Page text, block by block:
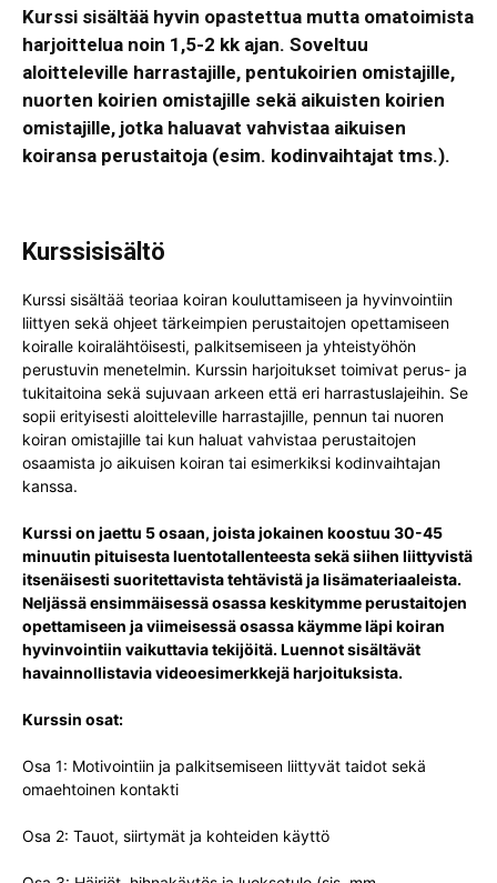
Kurssi sisältää hyvin opastettua mutta omatoimista
harjoittelua noin 1,5-2 kk ajan. Soveltuu
aloitteleville harrastajille, pentukoirien omistajille,
nuorten koirien omistajille sekä aikuisten koirien
omistajille, jotka haluavat vahvistaa aikuisen
koiransa perustaitoja (esim. kodinvaihtajat tms.).
Kurssisisältö
Kurssi sisältää teoriaa koiran kouluttamiseen ja hyvinvointiin
liittyen sekä ohjeet tärkeimpien perustaitojen opettamiseen
koiralle koiralähtöisesti, palkitsemiseen ja yhteistyöhön
perustuvin menetelmin. Kurssin harjoitukset toimivat perus- ja
tukitaitoina sekä sujuvaan arkeen että eri harrastuslajeihin. Se
sopii erityisesti aloitteleville harrastajille, pennun tai nuoren
koiran omistajille tai kun haluat vahvistaa perustaitojen
osaamista jo aikuisen koiran tai esimerkiksi kodinvaihtajan
kanssa.
Kurssi on jaettu 5 osaan, joista jokainen koostuu 30-45
minuutin pituisesta luentotallenteesta sekä siihen liittyvistä
itsenäisesti suoritettavista tehtävistä ja lisämateriaaleista.
Neljässä ensimmäisessä osassa keskitymme perustaitojen
opettamiseen ja viimeisessä osassa käymme läpi koiran
hyvinvointiin vaikuttavia tekijöitä. Luennot sisältävät
havainnollistavia videoesimerkkejä harjoituksista.
Kurssin osat:
Osa 1: Motivointiin ja palkitsemiseen liittyvät taidot sekä
omaehtoinen kontakti
Osa 2: Tauot, siirtymät ja kohteiden käyttö